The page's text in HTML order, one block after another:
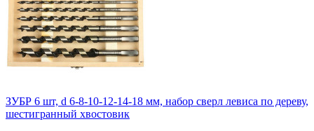
ЗУБР 6 шт, d 6-8-10-12-14-18 мм, набор сверл левиса по дереву,
шестигранный хвостовик